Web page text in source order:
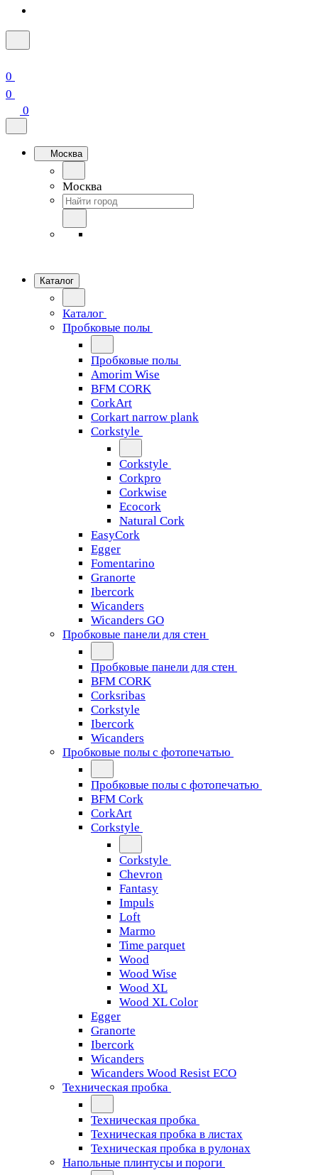
0
0
0
Москва
Москва
Каталог
Каталог
Пробковые полы
Пробковые полы
Amorim Wise
BFM CORK
CorkArt
Corkart narrow plank
Corkstyle
Corkstyle
Corkpro
Corkwise
Ecocork
Natural Cork
EasyCork
Egger
Fomentarino
Granorte
Ibercork
Wicanders
Wicanders GO
Пробковые панели для стен
Пробковые панели для стен
BFM CORK
Corksribas
Corkstyle
Ibercork
Wicanders
Пробковые полы с фотопечатью
Пробковые полы с фотопечатью
BFM Cork
CorkArt
Corkstyle
Corkstyle
Chevron
Fantasy
Impuls
Loft
Marmo
Time parquet
Wood
Wood Wise
Wood XL
Wood XL Color
Egger
Granorte
Ibercork
Wicanders
Wicanders Wood Resist ECO
Техническая пробка
Техническая пробка
Техническая пробка в листах
Техническая пробка в рулонах
Напольные плинтусы и пороги